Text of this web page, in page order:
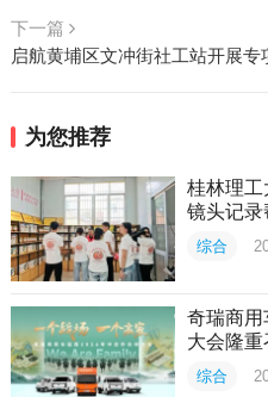
下一篇
启航黄埔区文冲街社工站开展专
为您推荐
桂林理工
镜头记录
综合
奇瑞商用
大会隆重
综合